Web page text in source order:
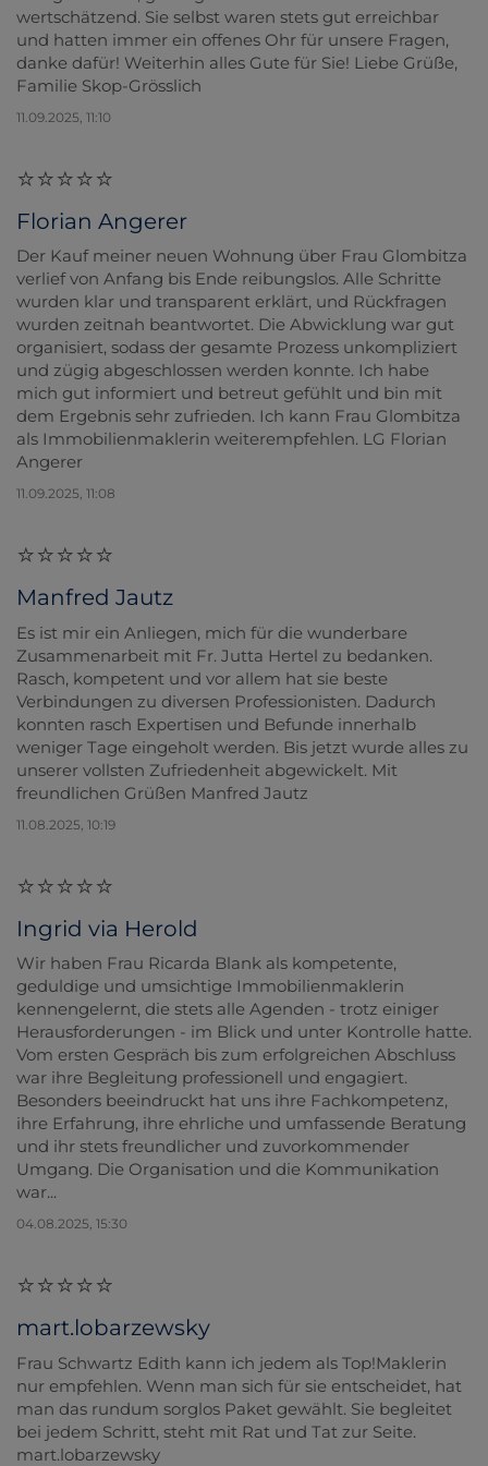
wertschätzend. Sie selbst waren stets gut erreichbar
und hatten immer ein offenes Ohr für unsere Fragen,
danke dafür! Weiterhin alles Gute für Sie! Liebe Grüße,
Familie Skop-Grösslich
11.09.2025, 11:10
Florian Angerer
Der Kauf meiner neuen Wohnung über Frau Glombitza
verlief von Anfang bis Ende reibungslos. Alle Schritte
wurden klar und transparent erklärt, und Rückfragen
wurden zeitnah beantwortet. Die Abwicklung war gut
organisiert, sodass der gesamte Prozess unkompliziert
und zügig abgeschlossen werden konnte. Ich habe
mich gut informiert und betreut gefühlt und bin mit
dem Ergebnis sehr zufrieden. Ich kann Frau Glombitza
als Immobilienmaklerin weiterempfehlen. LG Florian
Angerer
11.09.2025, 11:08
Manfred Jautz
Es ist mir ein Anliegen, mich für die wunderbare
Zusammenarbeit mit Fr. Jutta Hertel zu bedanken.
Rasch, kompetent und vor allem hat sie beste
Verbindungen zu diversen Professionisten. Dadurch
konnten rasch Expertisen und Befunde innerhalb
weniger Tage eingeholt werden. Bis jetzt wurde alles zu
unserer vollsten Zufriedenheit abgewickelt. Mit
freundlichen Grüßen Manfred Jautz
11.08.2025, 10:19
Ingrid via Herold
Wir haben Frau Ricarda Blank als kompetente,
geduldige und umsichtige Immobilienmaklerin
kennengelernt, die stets alle Agenden - trotz einiger
Herausforderungen - im Blick und unter Kontrolle hatte.
Vom ersten Gespräch bis zum erfolgreichen Abschluss
war ihre Begleitung professionell und engagiert.
Besonders beeindruckt hat uns ihre Fachkompetenz,
ihre Erfahrung, ihre ehrliche und umfassende Beratung
und ihr stets freundlicher und zuvorkommender
Umgang. Die Organisation und die Kommunikation
war...
04.08.2025, 15:30
mart.lobarzewsky
Frau Schwartz Edith kann ich jedem als Top!Maklerin
nur empfehlen. Wenn man sich für sie entscheidet, hat
man das rundum sorglos Paket gewählt. Sie begleitet
bei jedem Schritt, steht mit Rat und Tat zur Seite.
mart.lobarzewsky